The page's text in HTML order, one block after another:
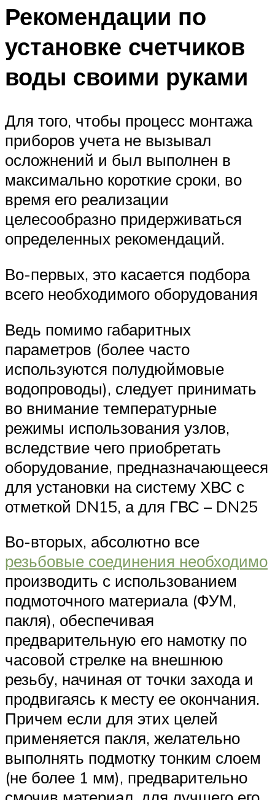
Рекомендации по
установке счетчиков
воды своими руками
Для того, чтобы процесс монтажа
приборов учета не вызывал
осложнений и был выполнен в
максимально короткие сроки, во
время его реализации
целесообразно придерживаться
определенных рекомендаций.
Во-первых, это касается подбора
всего необходимого оборудования
Ведь помимо габаритных
параметров (более часто
используются полудюймовые
водопроводы), следует принимать
во внимание температурные
режимы использования узлов,
вследствие чего приобретать
оборудование, предназначающееся
для установки на систему ХВС с
отметкой DN15, а для ГВС – DN25
Во-вторых, абсолютно все
резьбовые соединения необходимо
производить с использованием
подмоточного материала (ФУМ,
пакля), обеспечивая
предварительную его намотку по
часовой стрелке на внешнюю
резьбу, начиная от точки захода и
продвигаясь к месту ее окончания.
Причем если для этих целей
применяется пакля, желательно
выполнять подмотку тонким слоем
(не более 1 мм), предварительно